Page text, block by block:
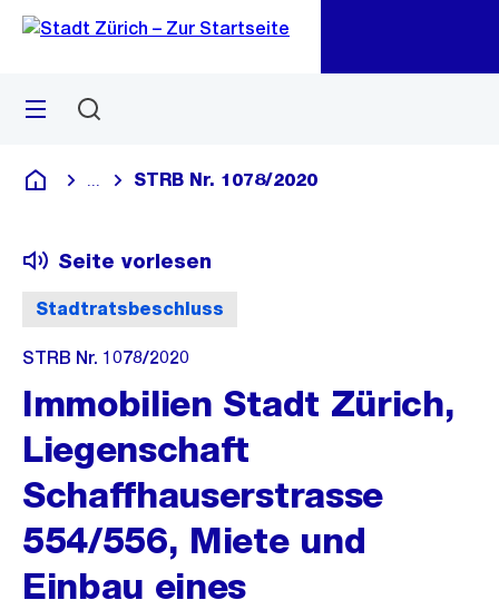
Navigation
Sprunglink
Menü
Deutsch
Blende alle Breadcrumbs ein
STRB Nr. 1078/2020
Stadtratsbeschluss
Seite vorlesen
STRB Nr. 1078/2020
Immobilien Stadt Zürich,
Liegenschaft
Schaffhauserstrasse
554/556, Miete und
Einbau eines